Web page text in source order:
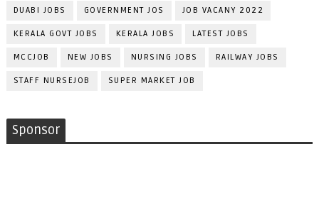
DUABI JOBS GOVERNMENT JOS JOB VACANY 2022
KERALA GOVT JOBS KERALA JOBS LATEST JOBS
MCCJOB NEW JOBS NURSING JOBS RAILWAY JOBS
STAFF NURSEJOB SUPER MARKET JOB
Sponsor